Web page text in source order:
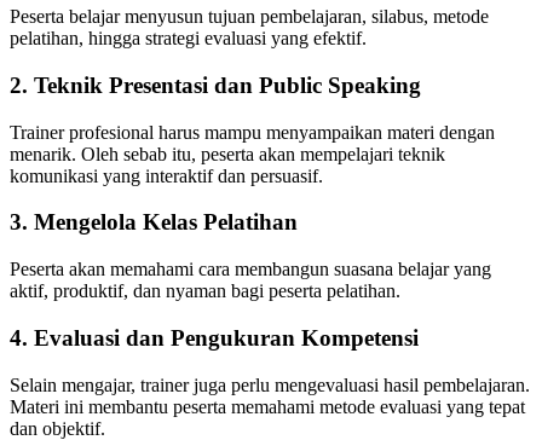
Peserta belajar menyusun tujuan pembelajaran, silabus, metode
pelatihan, hingga strategi evaluasi yang efektif.
2. Teknik Presentasi dan Public Speaking
Trainer profesional harus mampu menyampaikan materi dengan
menarik. Oleh sebab itu, peserta akan mempelajari teknik
komunikasi yang interaktif dan persuasif.
3. Mengelola Kelas Pelatihan
Peserta akan memahami cara membangun suasana belajar yang
aktif, produktif, dan nyaman bagi peserta pelatihan.
4. Evaluasi dan Pengukuran Kompetensi
Selain mengajar, trainer juga perlu mengevaluasi hasil pembelajaran.
Materi ini membantu peserta memahami metode evaluasi yang tepat
dan objektif.